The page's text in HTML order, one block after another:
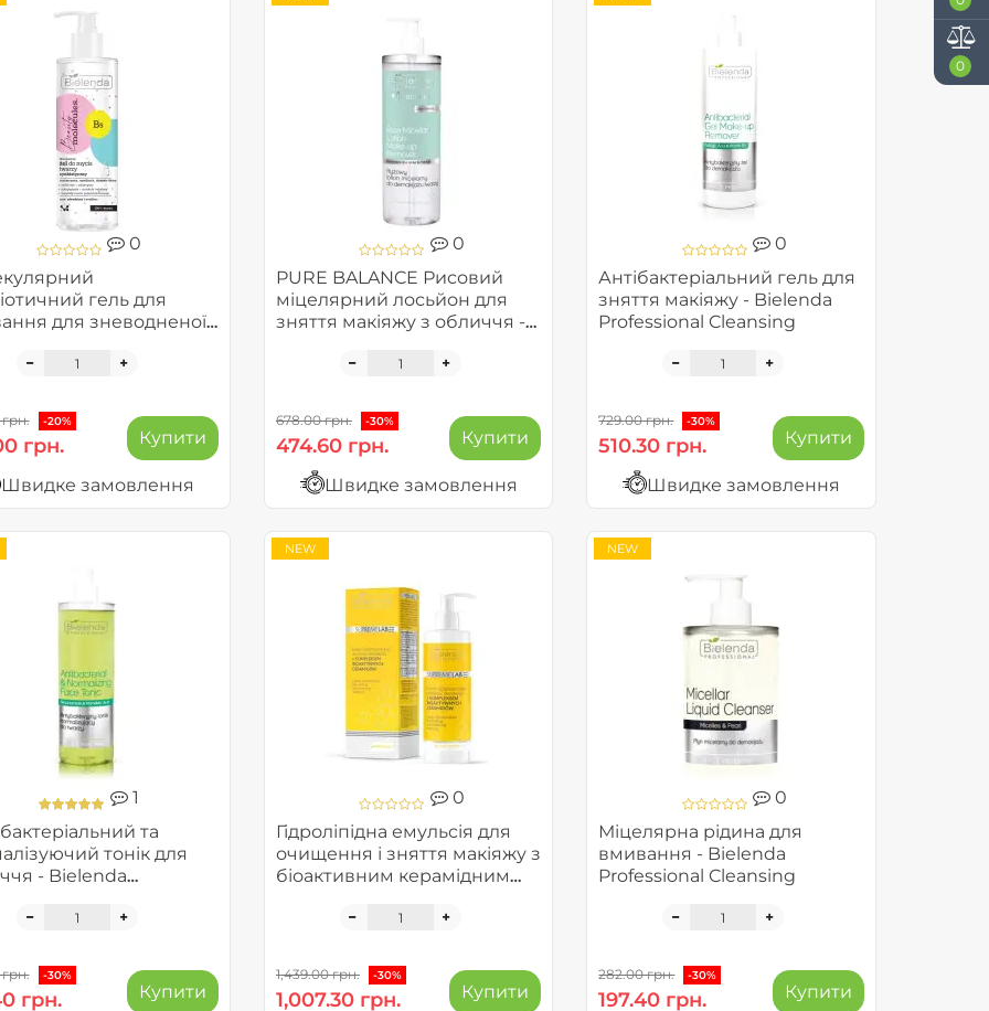
0
0
гель для
для зневодненої
-20%
грн. Купити
Швидке замовлення
0
PURE BALANCE Рисовий
міцелярний лосьйон для
зняття макіяжу з обличчя -
Cleansing
678.00 грн. -30%
474.60 грн. Купити
Швидке замовлення
0
Антібактеріальний гель для
зняття макіяжу - Bielenda
Professional Cleansing
729.00 грн. -30%
510.30 грн. Купити
Швидке замовлення
1
та
тонік для
- Bielenda
-30%
грн. Купити
0
Гідроліпідна емульсія для
очищення і зняття макіяжу з
біоактивним керамідним
Barrier Renew
NEW
1,439.00 грн. -30%
1,007.30 грн. Купити
0
Міцелярна рідина для
вмивання - Bielenda
Professional Cleansing
NEW
282.00 грн. -30%
197.40 грн. Купити